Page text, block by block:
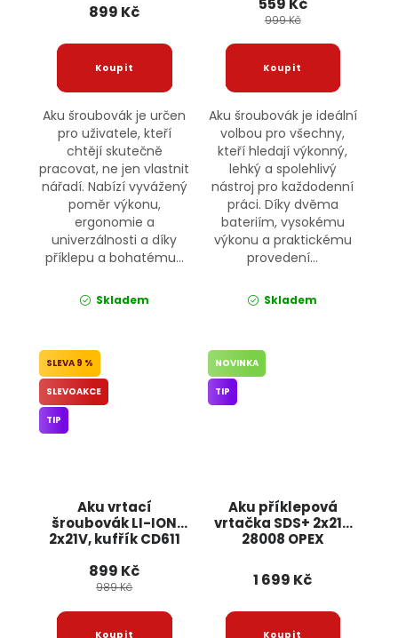
899 Kč
Aku šroubovák je určen
pro uživatele, kteří
chtějí skutečně
pracovat, ne jen vlastnit
nářadí. Nabízí vyvážený
poměr výkonu,
ergonomie a
univerzálnosti a díky
příklepu a bohatému...
Skladem
999 Kč
Aku šroubovák je ideální
volbou pro všechny,
kteří hledají výkonný,
lehký a spolehlivý
nástroj pro každodenní
práci. Díky dvěma
bateriím, vysokému
výkonu a praktickému
provedení...
Skladem
Aku vrtací
šroubovák LI-ION
2x21V, kufřík CD611
9 %
SLEVOAKCE
TIP
899 Kč
989 Kč
Aku příklepová
vrtačka SDS+ 2x21V
28008 OPEX
NOVINKA
TIP
1 699 Kč